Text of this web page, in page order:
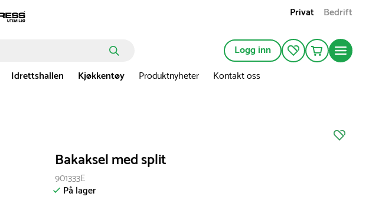
Privat Bedrift
Logg inn
Idrettshallen Kjøkkentøy Produktnyheter Kontakt oss
Bakaksel med split
901333E
På lager